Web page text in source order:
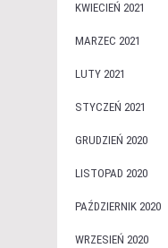
KWIECIEŃ 2021
MARZEC 2021
LUTY 2021
STYCZEŃ 2021
GRUDZIEŃ 2020
LISTOPAD 2020
PAŹDZIERNIK 2020
WRZESIEŃ 2020